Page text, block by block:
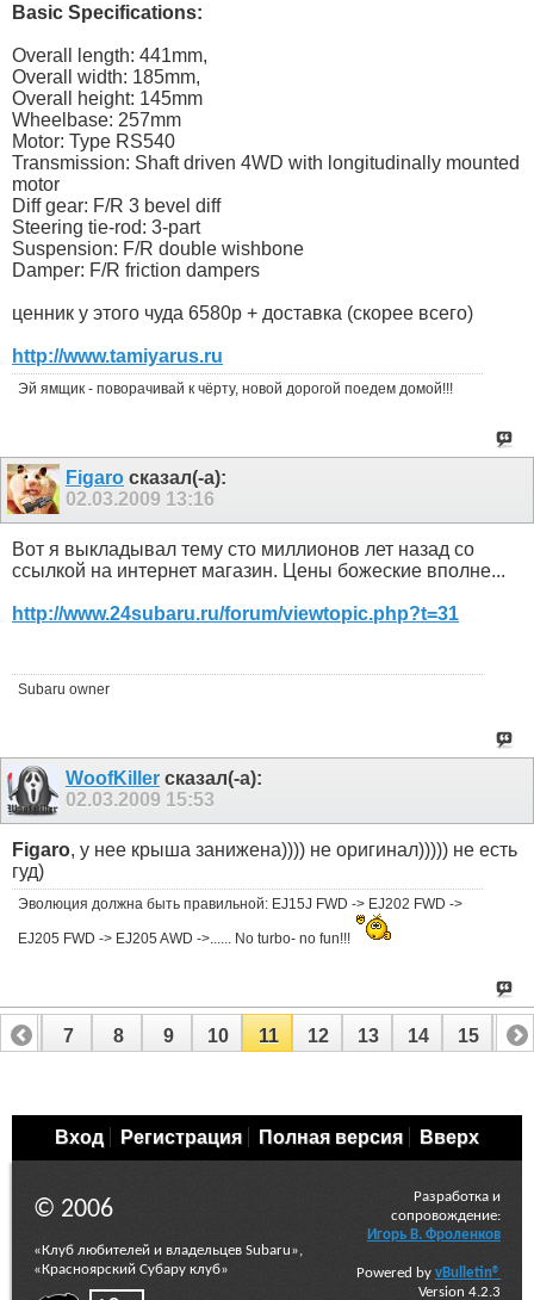
Basic Specifications:
Overall length: 441mm,
Overall width: 185mm,
Overall height: 145mm
Wheelbase: 257mm
Motor: Type RS540
Transmission: Shaft driven 4WD with longitudinally mounted
motor
Diff gear: F/R 3 bevel diff
Steering tie-rod: 3-part
Suspension: F/R double wishbone
Damper: F/R friction dampers
ценник у этого чуда 6580р + доставка (скорее всего)
http://www.tamiyarus.ru
Эй ямщик - поворачивай к чёрту, новой дорогой поедем домой!!!
Figaro сказал(-а):
02.03.2009 13:16
Вот я выкладывал тему сто миллионов лет назад со
ссылкой на интернет магазин. Цены божеские вполне...
http://www.24subaru.ru/forum/viewtopic.php?t=31
Subaru owner
WoofKiller сказал(-а):
02.03.2009 15:53
Figaro, у нее крыша занижена)))) не оригинал))))) не есть
гуд)
Эволюция должна быть правильной: EJ15J FWD -> EJ202 FWD ->
EJ205 FWD -> EJ205 AWD ->...... No turbo- no fun!!!
6 7 8 9 10 11 12 13 14 15 16
Вход Регистрация Полная версия Вверх
© 2006
«Клуб любителей и владельцев Subaru»,
«Красноярский Субару клуб»
Разработка и
сопровождение:
Игорь В. Фроленков
Powered by vBulletin®
Version 4.2.3